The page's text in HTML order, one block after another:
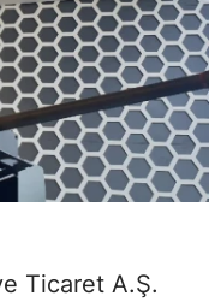
Ticaret A.Ş.